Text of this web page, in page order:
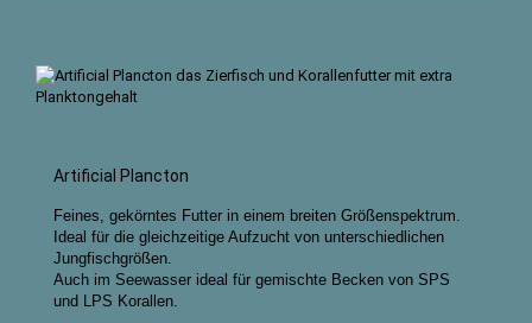
Artificial Plancton
Feines, gekörntes Futter in einem breiten Größenspektrum.
Ideal für die gleichzeitige Aufzucht von unterschiedlichen
Jungfischgrößen.
Auch im Seewasser ideal für gemischte Becken von SPS
und LPS Korallen.